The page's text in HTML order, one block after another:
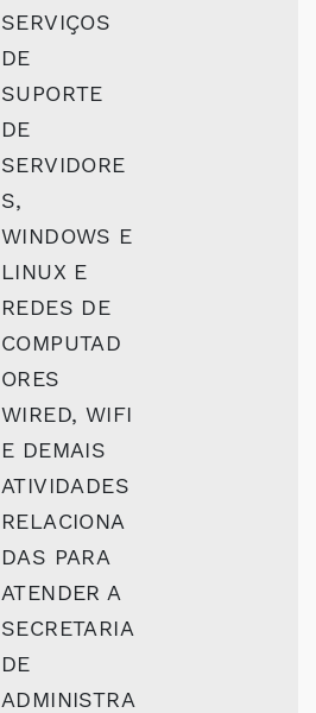
SERVIÇOS
DE
SUPORTE
DE
SERVIDORE
S,
WINDOWS E
LINUX E
REDES DE
COMPUTAD
ORES
WIRED, WIFI
E DEMAIS
ATIVIDADES
RELACIONA
DAS PARA
ATENDER A
SECRETARIA
DE
ADMINISTRA